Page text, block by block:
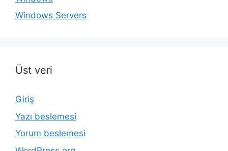
Windows Servers
Üst veri
Giriş
Yazı beslemesi
Yorum beslemesi